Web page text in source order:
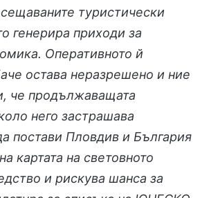
туристически
генерира приходи за
Оперативното й
остава неразрешено и ние
че продължаващата
него застрашава
постави Пловдив и България
картата на световното
и рискува шанса за